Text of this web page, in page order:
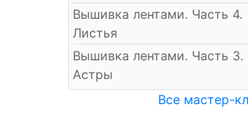
Вышивка лентами. Часть 4.
Листья
Вышивка лентами. Часть 3.
Астры
Все мастер-